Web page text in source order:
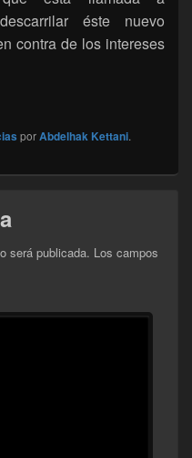
éste nuevo
contra de los intereses
porAbdelhak Kettani.
será publicada. Los campos